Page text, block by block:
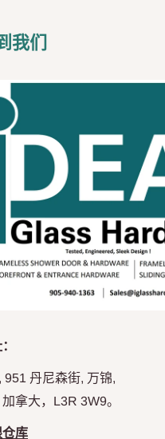
我们
951 丹尼森街, 万锦,
拿大，L3R 3W9。
库